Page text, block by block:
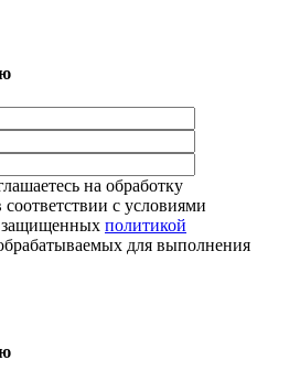
на обработку
с условиями
защищенных политикой
для выполнения